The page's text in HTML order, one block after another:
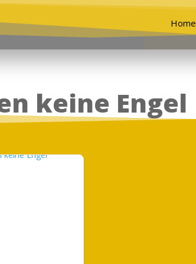
Home
keine Engel